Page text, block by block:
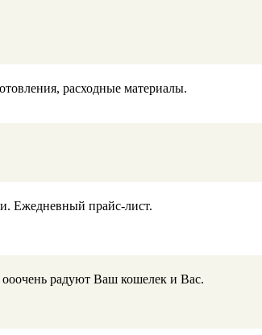
расходные материалы.
Ежедневный прайс-лист.
радуют Ваш кошелек и Вас.